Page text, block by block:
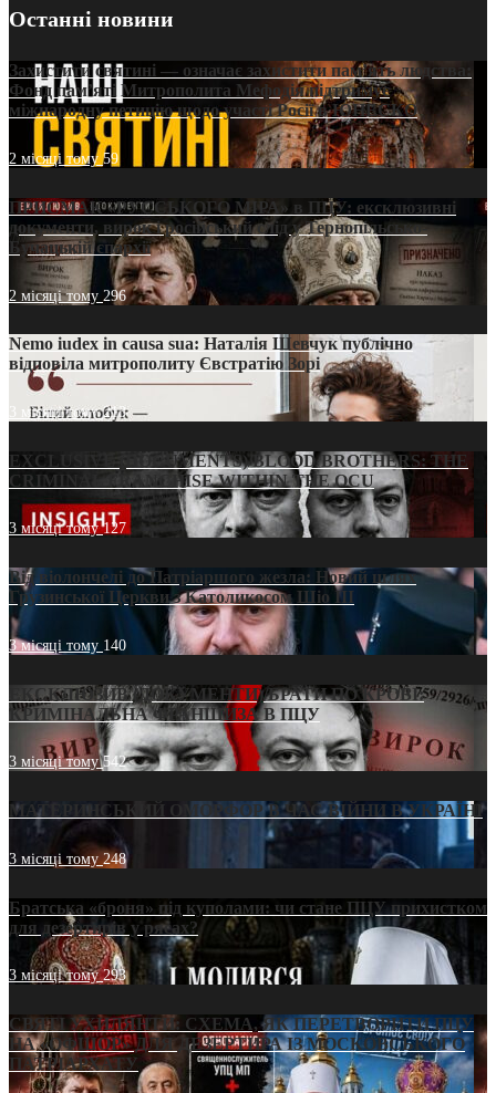
Останні новини
Захистити святині — означає захистити пам’ять людства:
Фонд пам’яті Митрополита Мефодія підтримує
міжнародну петицію щодо участі Росії в ЮНЕСКО
2 місяці тому59
ПРИСМАК «РУССЬКОГО МІРА» в ПЦУ: ексклюзивні
документи, вирок і російський слід у Тернопільсько-
Бучацькій єпархії
2 місяці тому 296
Nemo iudex in causa sua: Наталія Шевчук публічно
відповіла митрополиту Євстратію Зорі
3 місяці тому213
EXCLUSIVE (DOCUMENTS)/BLOOD BROTHERS: THE
CRIMINAL FRANCHISE WITHIN THE OCU
3 місяці тому127
Від віолончелі до Патріаршого жезла: Новий шлях
Грузинської Церкви з Католикосом Шіо III
3 місяці тому 140
ЕКСКЛЮЗИВ (ДОКУМЕНТИ)/БРАТИ ПО КРОВІ:
КРИМІНАЛЬНА ФРАНШИЗА В ПЦУ
3 місяці тому542
МАТЕРИНСЬКИЙ ОМОРФОР В ЧАС ВІЙНИ В УКРАЇНІ
3 місяці тому248
Братська «броня» під куполами: чи стане ПЦУ прихистком
для дезертирів у рясах?
3 місяці тому293
СВЯТІ УХИЛЯНТИ: СХЕМА, ЯК ПЕРЕТВОРИТИ ПЦУ
НА «ОФШОР» ДЛЯ ДЕЗЕРТИРА ІЗ МОСКОВСЬКОГО
ПАТРІАРХАТУ